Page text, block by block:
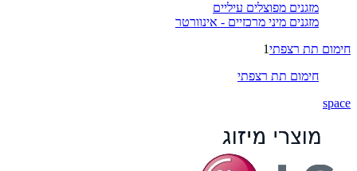
מזגנים מפוצלים עיליים
מזגנים מיני מרכזיים - אינוורטר
חימום תת רצפתי1
חימום תת רצפתי
space